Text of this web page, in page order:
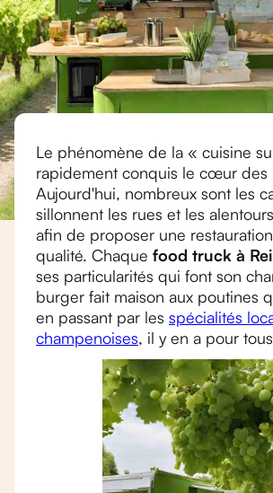
Le phénomène de la « cuisine
rapidement conquis le cœur des
Aujourd'hui, nombreux sont les
sillonnent les rues et les
afin de proposer une
qualité. Chaque food truck à
ses particularités qui font son
burger fait maison aux poutines
en passant par les spécialités
champenoises, il y en a pour